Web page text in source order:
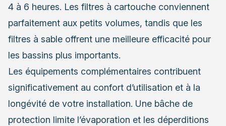
4 à 6 heures. Les filtres à cartouche conviennent
parfaitement aux petits volumes, tandis que les
filtres à sable offrent une meilleure efficacité pour
les bassins plus importants.
Les équipements complémentaires contribuent
significativement au confort d’utilisation et à la
longévité de votre installation. Une bâche de
protection limite l’évaporation et les déperditions